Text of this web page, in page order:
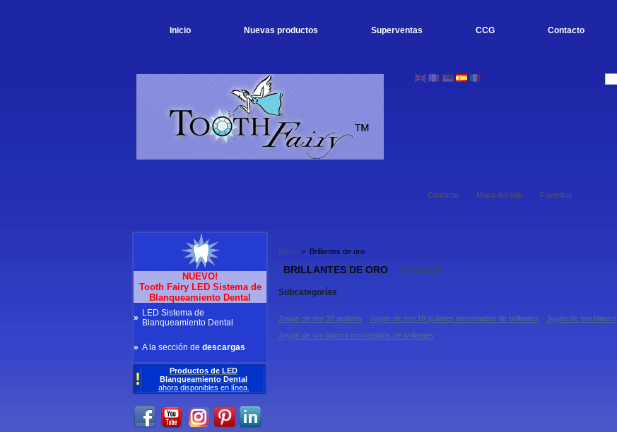
Inicio Nuevas productos Superventas CCG Contacto
Contacto Mapa del sitio Favoritos
NUEVO!
Tooth Fairy LED Sistema de
Blanqueamiento Dental
» LED Sistema de
Blanqueamiento Dental
» A la sección de descargas
!
Productos de LED
Blanqueamiento Dental
ahora disponibles en línea.
Inicio > Brillantes de oro
BRILLANTES DE ORO 0 producto
Subcategorías
Joyas de oro 18 quilates Joyas de oro 18 quilates incrustados de brillantes
Joyas de oro blanco
Joyas de oro blanco incrustados de brillantes